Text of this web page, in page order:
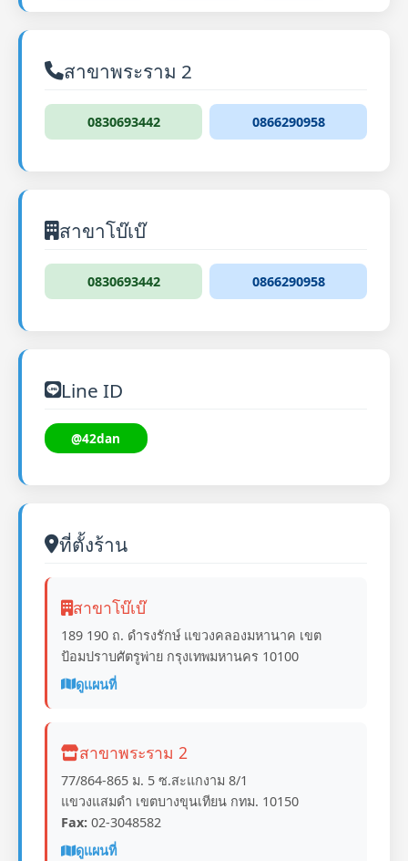
สาขาพระราม 2
0830693442 0866290958
สาขาโบ๊เบ๊
0830693442 0866290958
Line ID
@42dan
ที่ตั้งร้าน
สาขาโบ๊เบ๊
189 190 ถ. ดำรงรักษ์ แขวงคลองมหานาค เขต
ป้อมปราบศัตรูพ่าย กรุงเทพมหานคร 10100
ดูแผนที่
สาขาพระราม 2
77/864-865 ม. 5 ซ.สะแกงาม 8/1
แขวงแสมดำ เขตบางขุนเทียน กทม. 10150
Fax: 02-3048582
ดูแผนที่